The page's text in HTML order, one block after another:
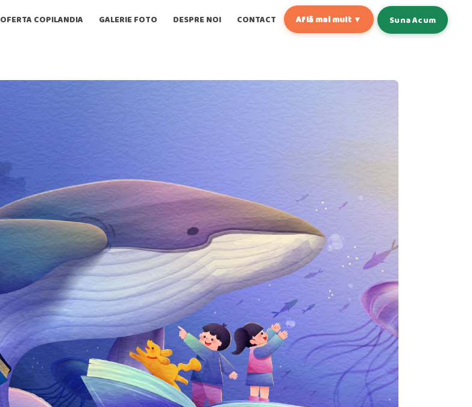
OFERTA COPILANDIA GALERIE FOTO DESPRE NOI CONTACT Află mai mult ▼ Suna Acum